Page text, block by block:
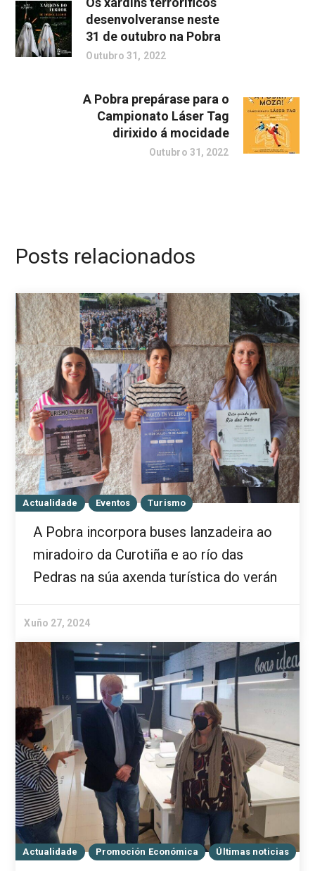
desenvolveranse neste
31 de outubro na Pobra
Outubro 31, 2022
A Pobra prepárase para o
Campionato Láser Tag
dirixido á mocidade
Outubro 31, 2022
Posts relacionados
Actualidade Eventos Turismo
A Pobra incorpora buses lanzadeira ao
miradoiro da Curotiña e ao río das
Pedras na súa axenda turística do verán
Xuño 27, 2024
Actualidade Promoción Económica Últimas noticias